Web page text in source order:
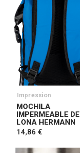
Impression
MOCHILA
IMPERMEABLE DE
LONA HERMANN
14,86 €